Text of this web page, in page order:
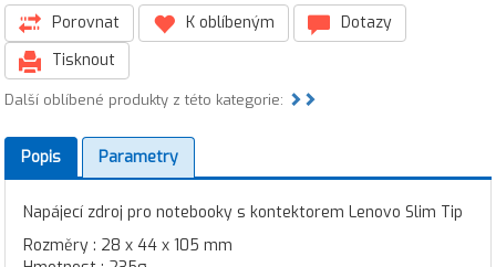
Porovnat K oblíbeným
Dotazy
Tisknout
Další oblíbené produkty z této kategorie:
Popis Parametry
Napájecí zdroj pro notebooky s kontektorem Lenovo Slim Tip
Rozměry : 28 x 44 x 105 mm